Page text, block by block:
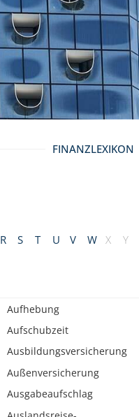
FINANZLEXIKON
R S T U V W X Y
Aufhebung
Aufschubzeit
Ausbildungsversicherung
Außenversicherung
Ausgabeaufschlag